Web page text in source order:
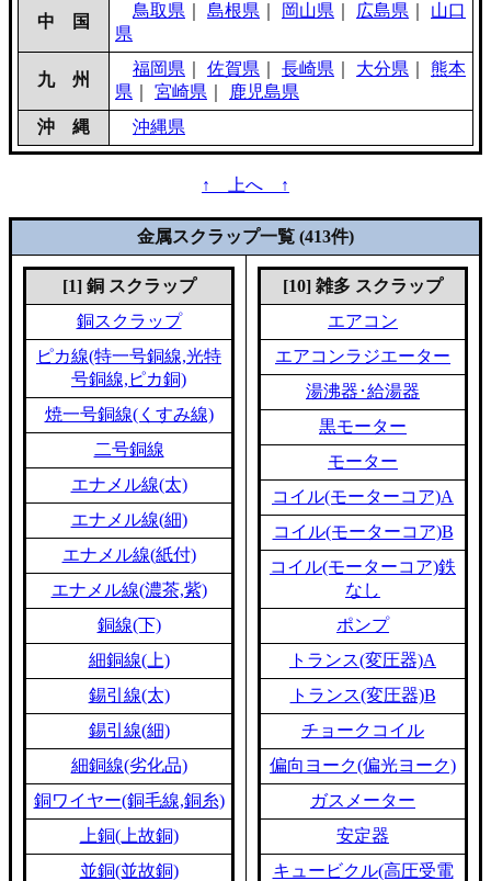
中 国
鳥取県 島根県 岡山県 広島県
山口
県
九 州
福岡県 佐賀県 長崎県 大分県
熊本
県
宮崎県
鹿児島県
沖 縄
沖縄県
↑ 上へ ↑
金属スクラップ一覧 (413件)
[1] 銅 スクラップ
銅スクラップ
ピカ線(特一号銅線,光特
号銅線,ピカ銅)
焼一号銅線(くすみ線)
二号銅線
エナメル線(太)
エナメル線(細)
エナメル線(紙付)
エナメル線(濃茶,紫)
銅線(下)
細銅線(上)
錫引線(太)
錫引線(細)
細銅線(劣化品)
銅ワイヤー(銅毛線,銅糸)
上銅(上故銅)
並銅(並故銅)
[10] 雑多 スクラップ
エアコン
エアコンラジエーター
湯沸器･給湯器
黒モーター
モーター
コイル(モーターコア)A
コイル(モーターコア)B
コイル(モーターコア)鉄
なし
ポンプ
トランス(変圧器)A
トランス(変圧器)B
チョークコイル
偏向ヨーク(偏光ヨーク)
ガスメーター
安定器
キュービクル(高圧受電